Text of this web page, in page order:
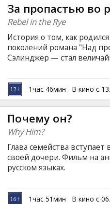
За пропастью во
Rebel in the Rye
История о том, как
поколений романа "Над
Сэлинджер — стал
латышском и русском
1час 46мин В кино с
Почему он?
Why Him?
Глава семейства
своей дочери. Фильм на
русском языках.
1час 51мин В кино с